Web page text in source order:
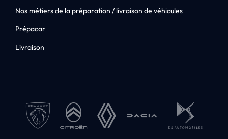
Nos métiers de la préparation / livraison de véhicules
Prépacar
Livraison